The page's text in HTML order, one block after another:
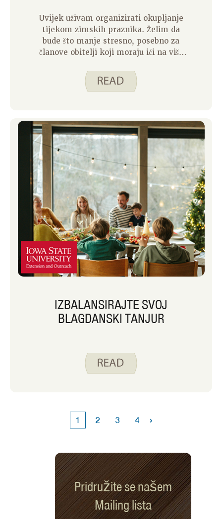
Uvijek uživam organizirati okupljanje
tijekom zimskih praznika. Želim da
bude što manje stresno, posebno za
članove obitelji koji moraju ići na više
fleksibilan s vremenom dana i
jelovnikom. Neki od omiljenih
mojih omiljenih Spend Smart. Jedite
pametno. recepte koje sam tijekom
godina uključivao u svoje blagdanske
jelovnike.
IZBALANSIRAJTE SVOJ
BLAGDANSKI TANJUR
1 2 3 4 ›
Pridružite se našem
Mailing lista